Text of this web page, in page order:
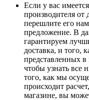
Если у вас
производителя от
перешлите его
предложение. В
гарантируем
доставка, и того,
представленных
чтобы узнать все
того, как мы
происходит
магазине, вы